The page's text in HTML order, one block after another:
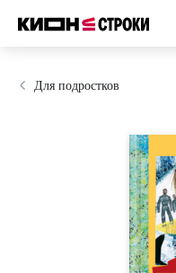
Для подростков